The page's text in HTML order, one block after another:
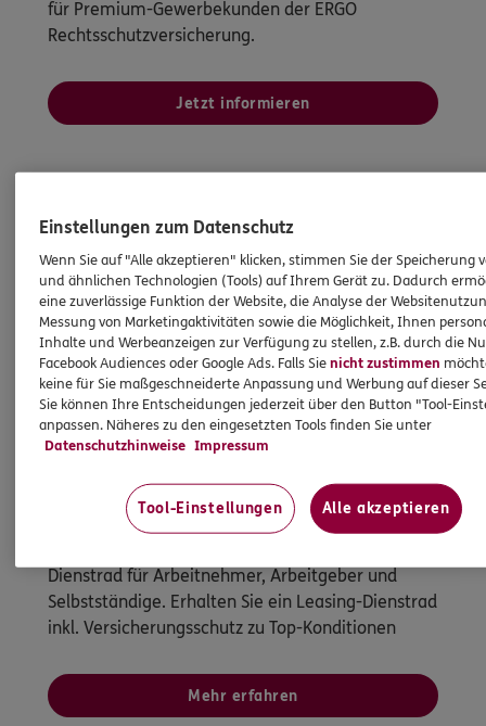
für Premium-Gewerbekunden der ERGO
Rechtsschutzversicherung.
Jetzt informieren
Der günstige Weg zum Traumrad
Dienstrad für Arbeitnehmer, Arbeitgeber und
Selbstständige. Erhalten Sie ein Leasing-Dienstrad
inkl. Versicherungsschutz zu Top-Konditionen
Mehr erfahren
Einstellungen zum Datenschutz
Wenn Sie auf "Alle akzeptieren" klicken, stimmen Sie der Speicherung
und ähnlichen Technologien (Tools) auf Ihrem Gerät zu. Dadurch
eine zuverlässige Funktion der Website, die Analyse der
Messung von Marketingaktivitäten sowie die Möglichkeit, Ihnen
Inhalte und Werbeanzeigen zur Verfügung zu stellen, z.B. durch die
Facebook Audiences oder Google Ads. Falls Sienicht zustimmen
keine für Sie maßgeschneiderte Anpassung und Werbung auf dieser
Sie können Ihre Entscheidungen jederzeit über den Button "Tool-
anpassen. Näheres zu den eingesetzten Tools finden Sie unter
Datenschutzhinweise Impressum
Tool-Einstellungen Alle akzeptieren